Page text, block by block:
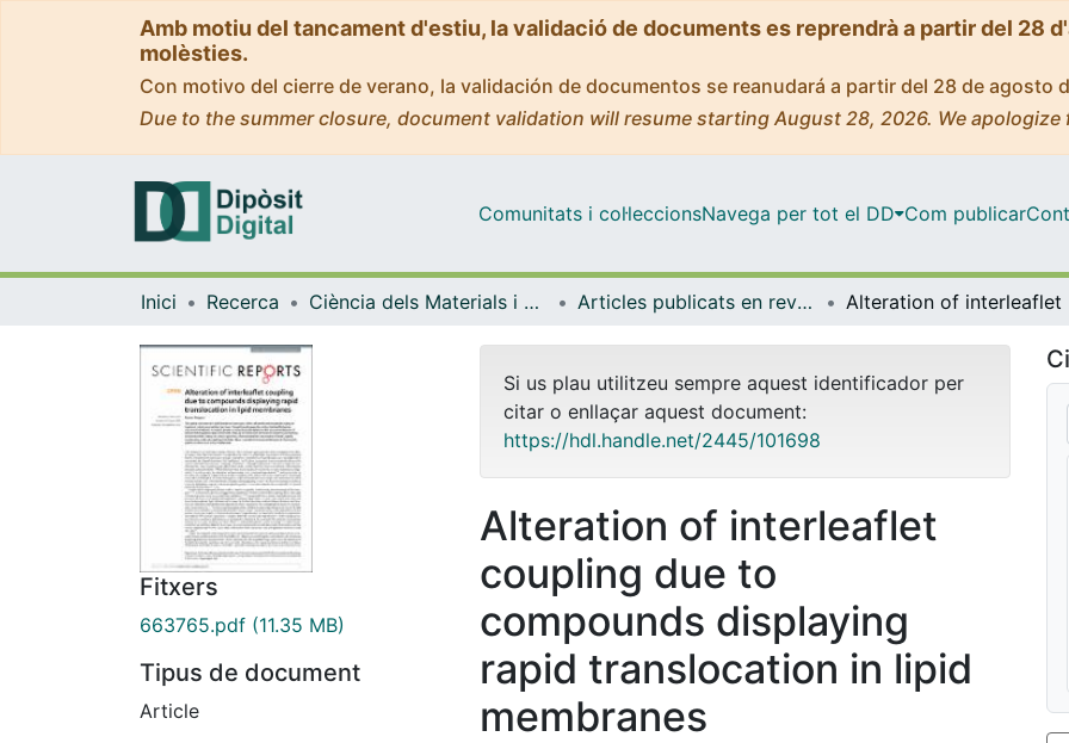
Amb motiu del tancament d'estiu, la validació de documents es reprendrà a partir del 28
molèsties.
Con motivo del cierre de verano, la validación de documentos se reanudará a partir del 28 de agosto
Due to the summer closure, document validation will resume starting August 28, 2026. We
Comunitats i col·leccionsNavega per tot el DD Com publicar
Inici Recerca Ciència dels Materials i Química Física Articles publicats en revistes (Ciència dels Materials i Química Física)
Fitxers
663765.pdf (11.35 MB)
Tipus de document
Article
Si us plau utilitzeu sempre aquest identificador per
citar o enllaçar aquest document:
https://hdl.handle.net/2445/101698
Alteration of interleaflet
coupling due to
compounds displaying
rapid translocation in lipid
membranes